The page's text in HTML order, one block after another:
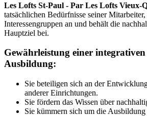
Les Lofts St-Paul - Par Les Lofts Vieux-
tatsächlichen Bedürfnisse seiner
Interessengruppen an und behält die
Hauptziel bei.
Gewährleistung einer
Ausbildung:
Sie beteiligen sich an der
anderer Einrichtungen.
Sie fördern das Wissen über
Sie kümmern sich um die